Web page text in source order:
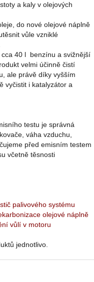
a kaly v olejových
do nové olejové náplně
vůle vzniklé
40 l benzínu a svižnější
velmi účinně čistí
ale právě díky vyšším
vyčistit i katalyzátor a
testu je správná
váha vzduchu,
před emisním testem
včetně těsnosti
palivového systému
olejové náplně
vůlí v motoru
jednotlivo.